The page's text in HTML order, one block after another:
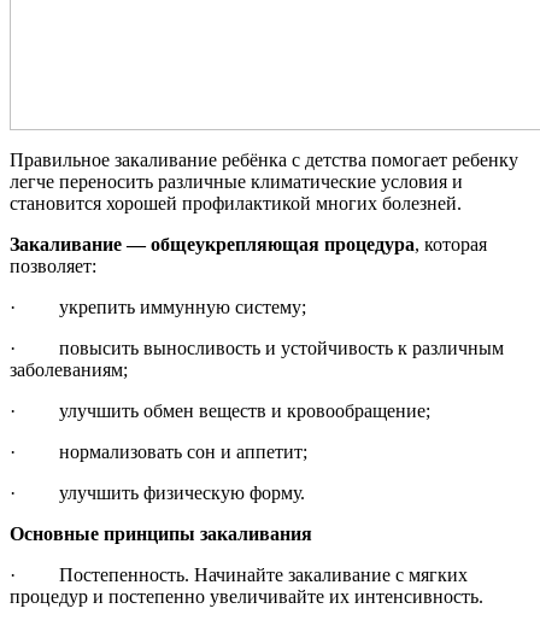
Правильное закаливание ребёнка с детства помогает ребенку
легче переносить различные климатические условия и
становится хорошей профилактикой многих болезней.
Закаливание — общеукрепляющая процедура, которая
позволяет:
· укрепить иммунную систему;
· повысить выносливость и устойчивость к различным
заболеваниям;
· улучшить обмен веществ и кровообращение;
· нормализовать сон и аппетит;
· улучшить физическую форму.
Основные принципы закаливания
· Постепенность. Начинайте закаливание с мягких
процедур и постепенно увеличивайте их интенсивность.